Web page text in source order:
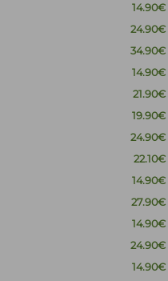
14.90€
24.90€
34.90€
14.90€
21.90€
19.90€
24.90€
22.10€
14.90€
27.90€
14.90€
24.90€
14.90€